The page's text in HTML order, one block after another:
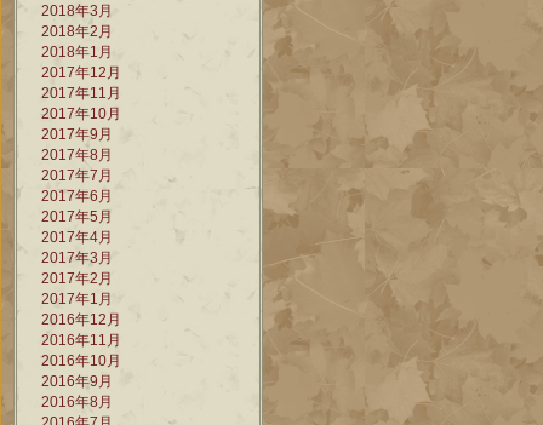
2018年3月
2018年2月
2018年1月
2017年12月
2017年11月
2017年10月
2017年9月
2017年8月
2017年7月
2017年6月
2017年5月
2017年4月
2017年3月
2017年2月
2017年1月
2016年12月
2016年11月
2016年10月
2016年9月
2016年8月